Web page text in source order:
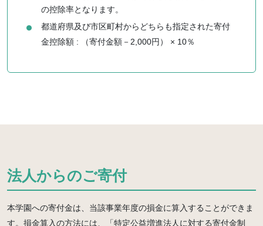
の控除率となります。
都道府県及び市区町村からどちらも指定された寄付
金控除額 : （寄付金額－2,000円） × 10％
法人からのご寄付
本学園への寄付金は、当該事業年度の損金に算入することができま
す。損金算入の方法には、「特定公益増進法人に対する寄付金制